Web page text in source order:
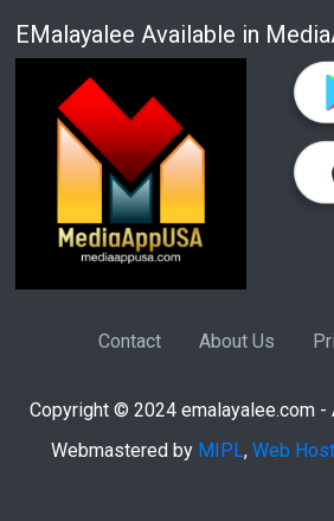
EMalayalee Available in
Contact About Us
Copyright © 2024 emalayalee.com -
Webmastered by MIPL, Web